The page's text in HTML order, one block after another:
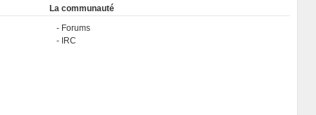
La communauté
Forums
IRC